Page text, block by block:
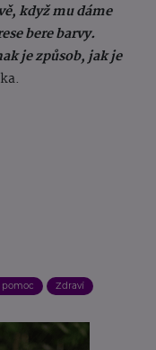
když mu dáme
bere barvy.
je způsob, jak je
pomoc Zdraví